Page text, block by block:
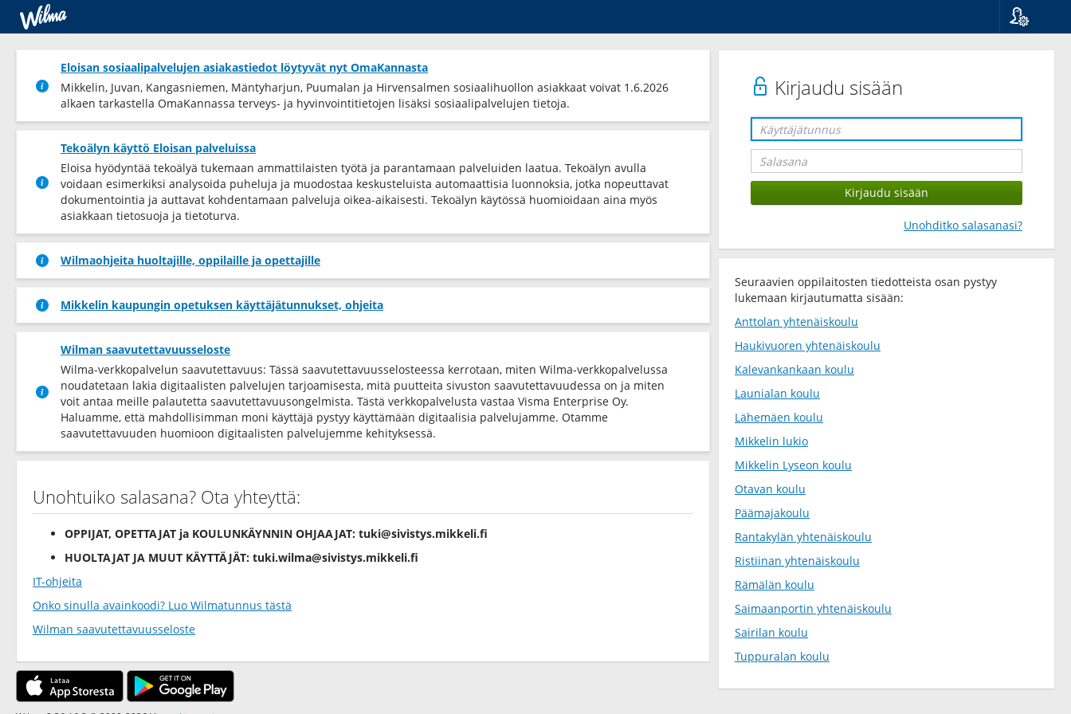
Kirjaudu sisään
Unohditko salasanasi?
Seuraavien oppilaitosten tiedotteista osan pystyy
lukemaan kirjautumatta sisään:
Anttolan yhtenäiskoulu
Haukivuoren yhtenäiskoulu
Kalevankankaan koulu
Launialan koulu
Lähemäen koulu
Mikkelin lukio
Mikkelin Lyseon koulu
Otavan koulu
Päämajakoulu
Rantakylän yhtenäiskoulu
Ristiinan yhtenäiskoulu
Rämälän koulu
Saimaanportin yhtenäiskoulu
Sairilan koulu
Tuppuralan koulu
Eloisan sosiaalipalvelujen asiakastiedot löytyvät nyt OmaKannasta
Mikkelin, Juvan, Kangasniemen, Mäntyharjun, Puumalan ja Hirvensalmen sosiaalihuollon asiakkaat voivat 1.6.2026
alkaen tarkastella OmaKannassa terveys-​ ja hyvinvointitietojen lisäksi sosiaalipalvelujen tietoja.
Tekoälyn käyttö Eloisan palveluissa
Eloisa hyödyntää tekoälyä tukemaan ammattilaisten työtä ja parantamaan palveluiden laatua. Tekoälyn avulla
voidaan esimerkiksi analysoida puheluja ja muodostaa keskusteluista automaattisia luonnoksia, jotka nopeuttavat
dokumentointia ja auttavat kohdentamaan palveluja oikea-​aikaisesti. Tekoälyn käytössä huomioidaan aina myös
asiakkaan tietosuoja ja tietoturva.
Wilmaohjeita huoltajille, oppilaille ja opettajille
Mikkelin kaupungin opetuksen käyttäjätunnukset, ohjeita
Wilman saavutettavuusseloste
Wilma-verkkopalvelun saavutettavuus: Tässä saavutettavuusselosteessa kerrotaan, miten Wilma-verkkopalvelussa
noudatetaan lakia digitaalisten palvelujen tarjoamisesta, mitä puutteita sivuston saavutettavuudessa on ja miten
voit antaa meille palautetta saavutettavuusongelmista. Tästä verkkopalvelusta vastaa Visma Enterprise Oy.
Haluamme, että mahdollisimman moni käyttäjä pystyy käyttämään digitaalisia palvelujamme. Otamme
saavutettavuuden huomioon digitaalisten palvelujemme kehityksessä.
Unohtuiko salasana? Ota yhteyttä:
OPPIJAT, OPETTAJAT ja KOULUNKÄYNNIN OHJAAJAT: tuki@sivistys.mikkeli.fi
HUOLTAJAT JA MUUT KÄYTTÄJÄT: tuki.wilma@sivistys.mikkeli.fi
IT-ohjeita
Onko sinulla avainkoodi? Luo Wilmatunnus tästä
Wilman saavutettavuusseloste